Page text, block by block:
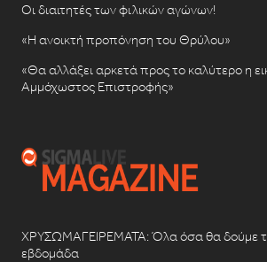
Οι διαιτητές των φιλικών αγώνων!
«Η ανοικτή προπόνηση του Θρύλου»
«Θα αλλάξει αρκετά προς το καλύτερο η
Αμμόχωστος Επιστροφής»
ΧΡΥΣΩΜΑΓΕΙΡΕΜΑΤΑ: Όλα όσα θα δούμε
εβδομάδα